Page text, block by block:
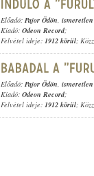
Előadó: Pajor Ödön,
Kiadó: Odeon Record;
Felvétel ideje: 1912 körül;
Előadó: Pajor Ödön,
Kiadó: Odeon Record;
Felvétel ideje: 1912 körül;